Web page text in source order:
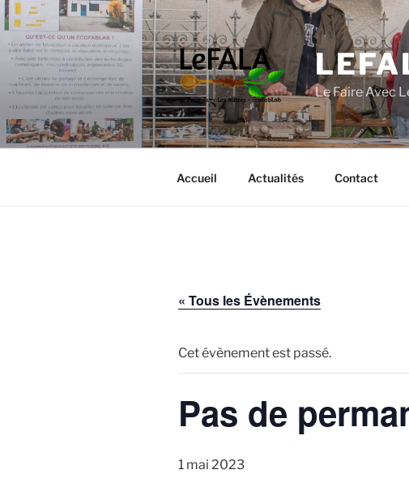
Aller
au
contenu
principal
Le Faire Avec
Accueil Actualités Contact
« Tous les Évènements
Cet évènement est passé.
Pas de
1 mai 2023